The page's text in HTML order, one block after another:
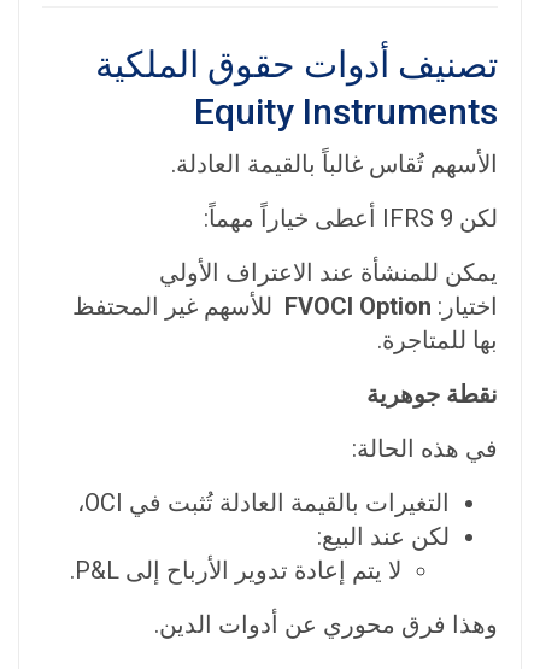
تصنيف أدوات حقوق الملكية
Equity Instruments
الأسهم تُقاس غالباً بالقيمة العادلة.
لكن IFRS 9 أعطى خياراً مهماً:
يمكن للمنشأة عند الاعتراف الأولي
اختيار: FVOCI Option للأسهم غير المحتفظ
بها للمتاجرة.
نقطة جوهرية
في هذه الحالة:
التغيرات بالقيمة العادلة تُثبت في OCI،
لكن عند البيع:
لا يتم إعادة تدوير الأرباح إلى P&L.
وهذا فرق محوري عن أدوات الدين.